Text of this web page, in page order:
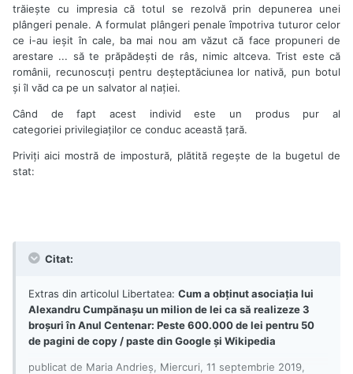
trăieşte cu impresia că totul se rezolvă prin depunerea unei
plângeri penale. A formulat plângeri penale împotriva tuturor celor
ce i-au ieşit în cale, ba mai nou am văzut că face propuneri de
arestare ... să te prăpădeşti de râs, nimic altceva. Trist este că
românii, recunoscuţi pentru deşteptăciunea lor nativă, pun botul
şi îl văd ca pe un salvator al naţiei.
Când de fapt acest individ este un produs pur al
categoriei privilegiaţilor ce conduc această ţară.
Priviţi aici mostră de impostură, plătită regeşte de la bugetul de
stat:
Citat:
Extras din articolul Libertatea: Cum a obținut asociația lui
Alexandru Cumpănașu un milion de lei ca să realizeze 3
broșuri în Anul Centenar: Peste 600.000 de lei pentru 50
de pagini de copy / paste din Google și Wikipedia
publicat de Maria Andrieș, Miercuri, 11 septembrie 2019,